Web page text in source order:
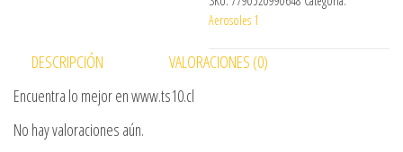
Aerosoles 1
DESCRIPCIÓN
VALORACIONES (0)
Encuentra lo mejor en www.ts10.cl
No hay valoraciones aún.